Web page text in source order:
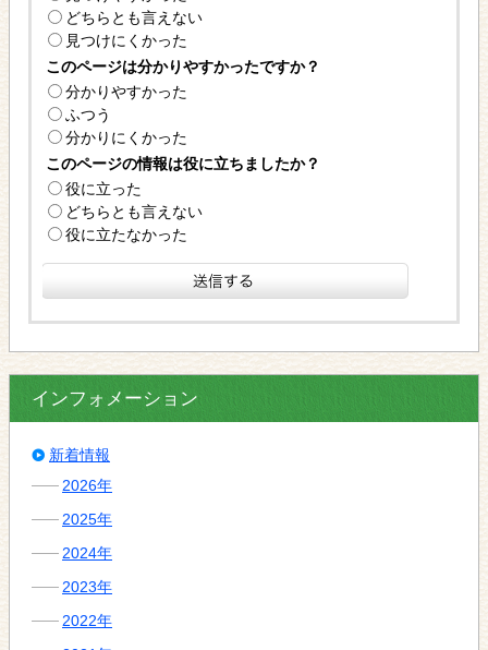
どちらとも言えない
見つけにくかった
このページは分かりやすかったですか？
分かりやすかった
ふつう
分かりにくかった
このページの情報は役に立ちましたか？
役に立った
どちらとも言えない
役に立たなかった
インフォメーション
新着情報
2026年
2025年
2024年
2023年
2022年